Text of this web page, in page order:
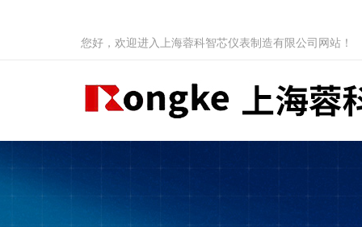
您好，欢迎进入上海蓉科智芯仪表制造有限公司网站！